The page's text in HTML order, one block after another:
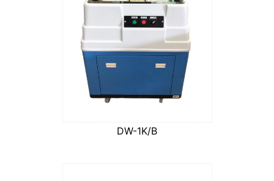
DW-1K/B